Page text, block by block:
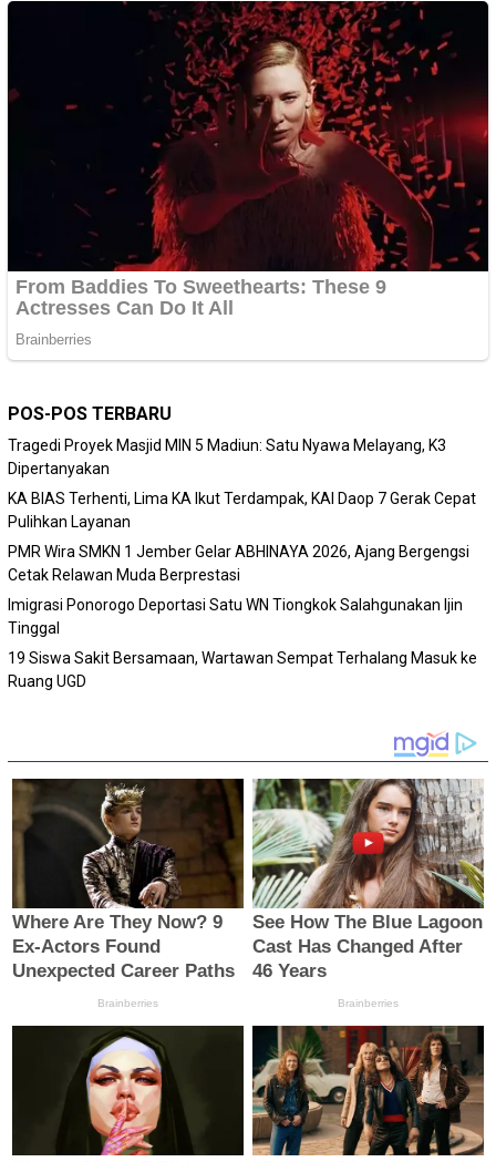
POS-POS TERBARU
Tragedi Proyek Masjid MIN 5 Madiun: Satu Nyawa Melayang, K3
Dipertanyakan
KA BIAS Terhenti, Lima KA Ikut Terdampak, KAI Daop 7 Gerak Cepat
Pulihkan Layanan
PMR Wira SMKN 1 Jember Gelar ABHINAYA 2026, Ajang Bergengsi
Cetak Relawan Muda Berprestasi
Imigrasi Ponorogo Deportasi Satu WN Tiongkok Salahgunakan Ijin
Tinggal
19 Siswa Sakit Bersamaan, Wartawan Sempat Terhalang Masuk ke
Ruang UGD